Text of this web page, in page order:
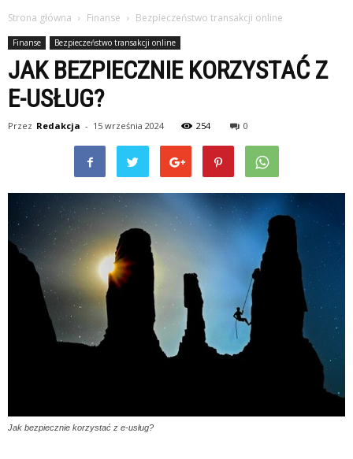
Strona główna Finanse Bezpieczeństwo transakcji online
Finanse Bezpieczeństwo transakcji online
JAK BEZPIECZNIE KORZYSTAĆ Z
E-USŁUG?
Przez Redakcja - 15 września 2024 254 0
Jak bezpiecznie korzystać z e-usług?